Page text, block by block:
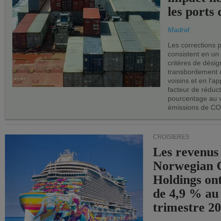
les ports
Madrid
Les corrections
consistent en
critères de
transbordement
voisins et en
facteur de
pourcentage au
émissions de
CROISIÈRES
Les
Norwegian
Holdings
de 4,9 %
trimestre